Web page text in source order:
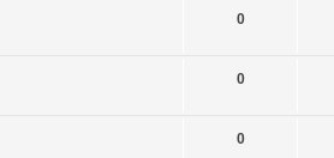
0
0
0